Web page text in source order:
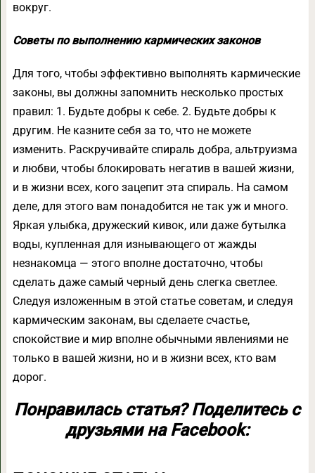
вокруг.
Советы по выполнению кармических законов
Для того, чтобы эффективно выполнять кармические
законы, вы должны запомнить несколько простых
правил: 1. Будьте добры к себе. 2. Будьте добры к
другим. Не казните себя за то, что не можете
изменить. Раскручивайте спираль добра, альтруизма
и любви, чтобы блокировать негатив в вашей жизни,
и в жизни всех, кого зацепит эта спираль. На самом
деле, для этого вам понадобится не так уж и много.
Яркая улыбка, дружеский кивок, или даже бутылка
воды, купленная для изнывающего от жажды
незнакомца — этого вполне достаточно, чтобы
сделать даже самый черный день слегка светлее.
Следуя изложенным в этой статье советам, и следуя
кармическим законам, вы сделаете счастье,
спокойствие и мир вполне обычными явлениями не
только в вашей жизни, но и в жизни всех, кто вам
дорог.
Понравилась статья? Поделитесь с
друзьями на Facebook: